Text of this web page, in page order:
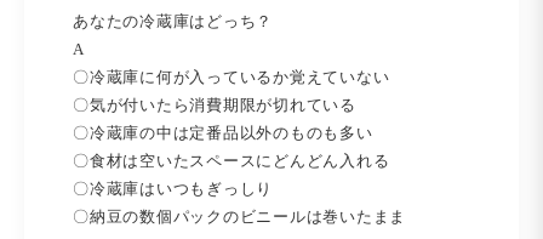
あなたの冷蔵庫はどっち？
A
〇冷蔵庫に何が入っているか覚えていない
〇気が付いたら消費期限が切れている
〇冷蔵庫の中は定番品以外のものも多い
〇食材は空いたスペースにどんどん入れる
〇冷蔵庫はいつもぎっしり
〇納豆の数個パックのビニールは巻いたまま